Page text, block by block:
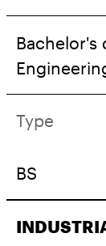
Bachelor's
Type
BS